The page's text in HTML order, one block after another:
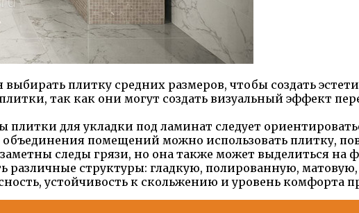
плитку средних размеров, чтобы создать
так как они могут создать визуальный эффект
плитки для укладки под ламинат следует
объединения помещений можно использовать плитку,
следы грязи, но она также может выделиться на
различные структуры: гладкую, полированную,
устойчивость к скольжению и уровень комфорта